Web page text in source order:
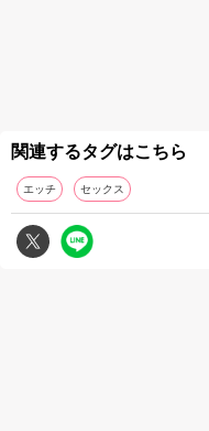
関連するタグはこちら
エッチ セックス